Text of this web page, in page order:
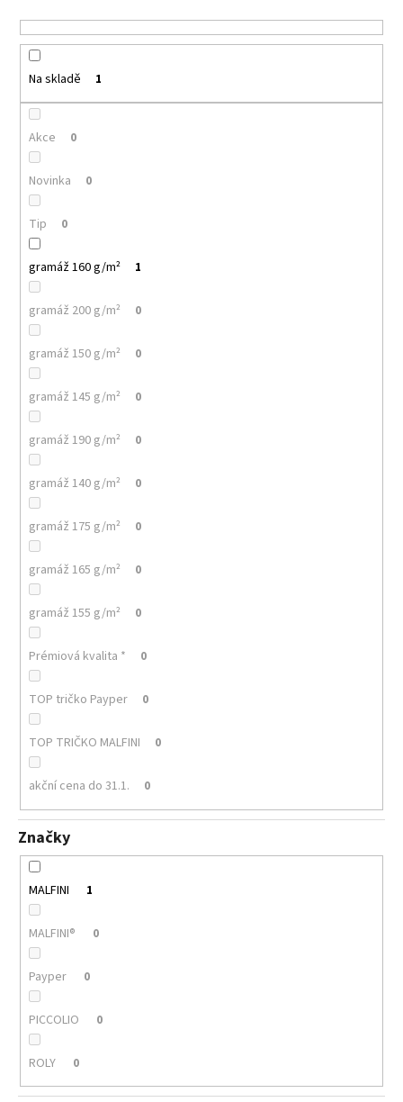
u
k
Na skladě 1
Akce 0
Novinka 0
Tip 0
gramáž 160 g/m² 1
gramáž 200 g/m² 0
gramáž 150 g/m² 0
gramáž 145 g/m² 0
gramáž 190 g/m² 0
gramáž 140 g/m² 0
gramáž 175 g/m² 0
gramáž 165 g/m² 0
gramáž 155 g/m² 0
Prémiová kvalita * 0
TOP tričko Payper 0
TOP TRIČKO MALFINI 0
akční cena do 31.1. 0
Značky
MALFINI 1
MALFINI® 0
Payper 0
PICCOLIO 0
ROLY 0
a
j
D
m
MALFINI
BASIC
129
PÁNSKÉ/UNISEX
TRIČKO,
160
G,
100%
BAVLNA,
SILIKONOVÁ
ÚPRAVA
92
Kč